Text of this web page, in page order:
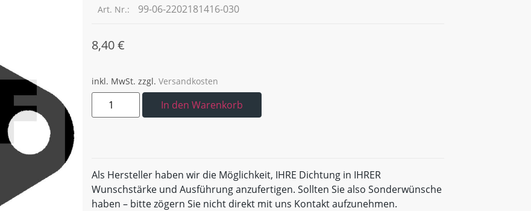
Art. Nr.: 99-06-2202181416-030
8,40€
inkl. MwSt. zzgl. Versandkosten
In den Warenkorb
Als Hersteller haben wir die Möglichkeit, IHRE Dichtung in IHRER
Wunschstärke und Ausführung anzufertigen. Sollten Sie also Sonderwünsche
haben – bitte zögern Sie nicht direkt mit uns Kontakt aufzunehmen.